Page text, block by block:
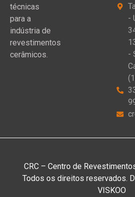
técnicas
para a
indústria de
revestimentos
cerâmicos.
-
-
CRC – Centro de
Todos os direitos reservados.
VISKOO